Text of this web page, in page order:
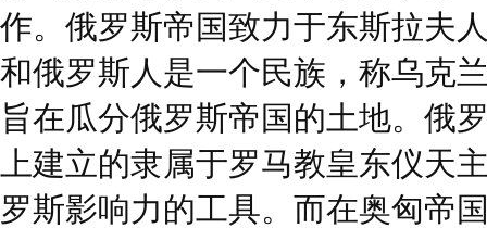
作。俄罗斯帝国致力于东斯拉夫
和俄罗斯人是一个民族，称乌克
旨在瓜分俄罗斯帝国的土地。俄
上建立的隶属于罗马教皇东仪天
罗斯影响力的工具。而在奥匈帝